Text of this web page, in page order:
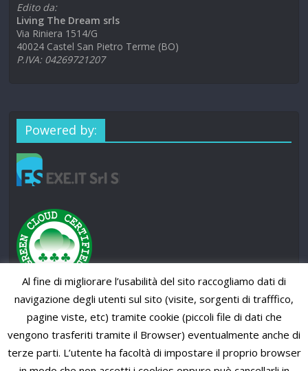
Edito da:
Living The Dream srls
Via Riniera 1514/G
40024 Castel San Pietro Terme (BO)
P.IVA: 04269721207
Powered by:
Al fine di migliorare l’usabilità del sito raccogliamo dati di
navigazione degli utenti sul sito (visite, sorgenti di trafffico,
pagine viste, etc) tramite cookie (piccoli file di dati che
vengono trasferiti tramite il Browser) eventualmente anche di
terze parti. L’utente ha facoltà di impostare il proprio browser